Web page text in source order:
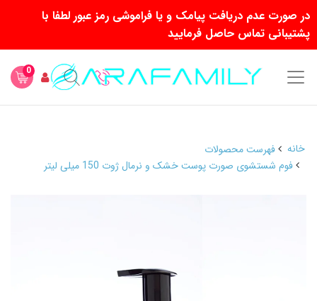
در صورت عدم دریافت پیامک و یا فراموشی رمز عبور لطفا با
پشتیبانی تماس حاصل فرمایید
0
خانه
فهرست محصولات
فوم شستشوی صورت پوست خشک و نرمال ژوت 150 میلی لیتر